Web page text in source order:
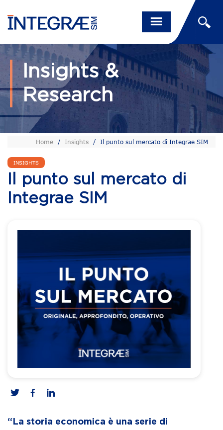
Insights &
Research
Home / Insights / Il punto sul mercato di Integrae SIM
INSIGHTS
Il punto sul mercato di
Integrae SIM
“La storia economica è una serie di